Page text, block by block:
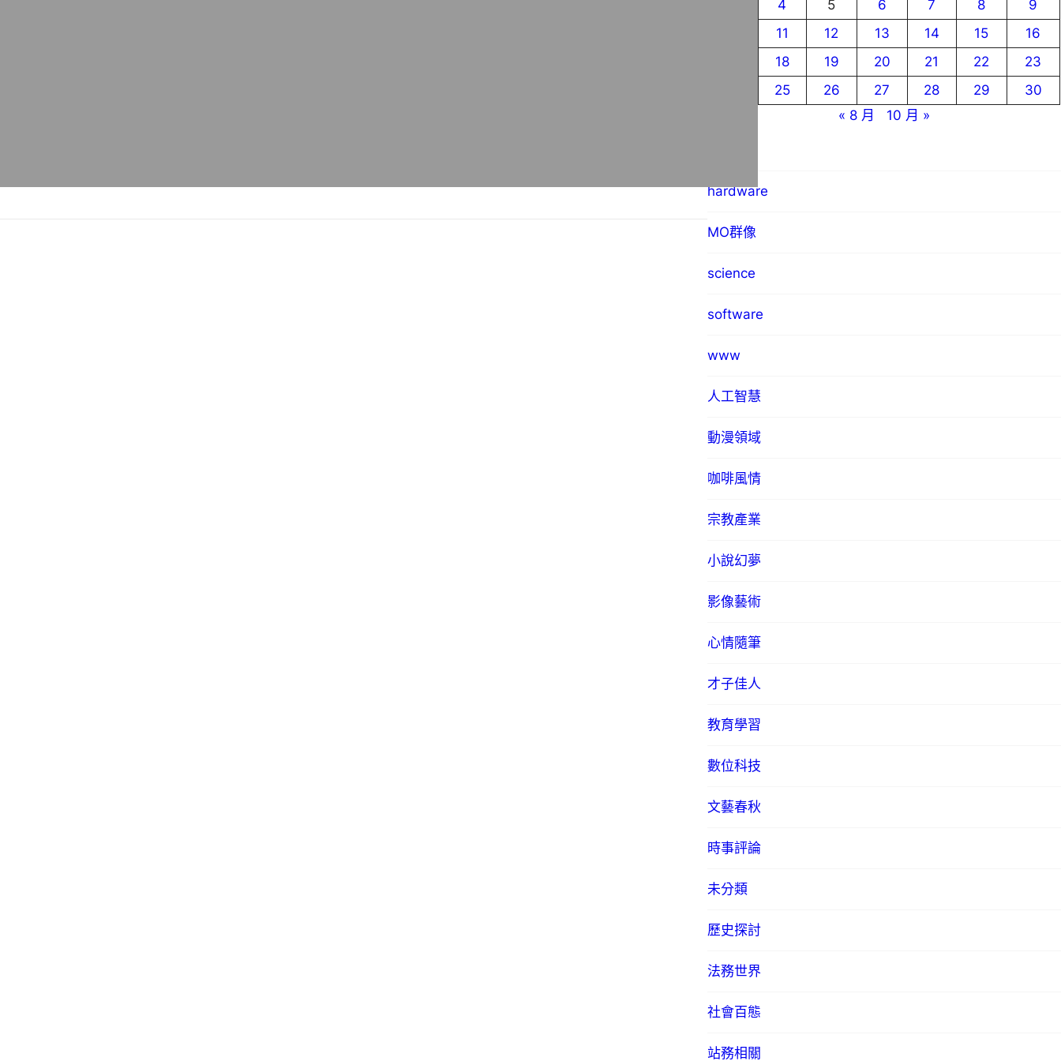
4 5 6 7 8
9
11 12 13 14 15
16
18 19 20 21 22
23
25 26 27 28 29
30
« 8 月
10 月 »
hardware
MO群像
science
software
www
人工智慧
動漫領域
咖啡風情
宗教產業
小說幻夢
影像藝術
心情隨筆
才子佳人
教育學習
數位科技
文藝春秋
時事評論
未分類
歷史探討
法務世界
社會百態
站務相關